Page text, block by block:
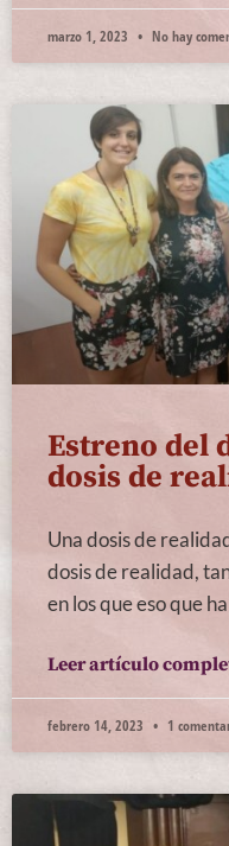
marzo 1, 2023 No hay
Estreno del
dosis de
Una dosis de
dosis de realidad,
en los que eso que
Leer artículo
febrero 14, 2023 1